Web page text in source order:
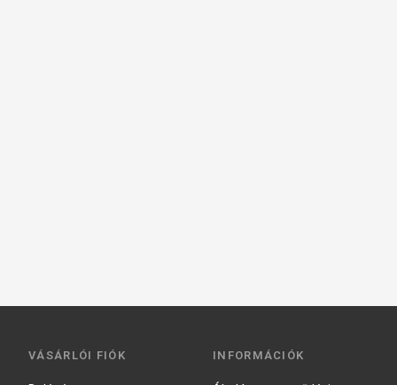
VÁSÁRLÓI FIÓK INFORMÁCIÓK